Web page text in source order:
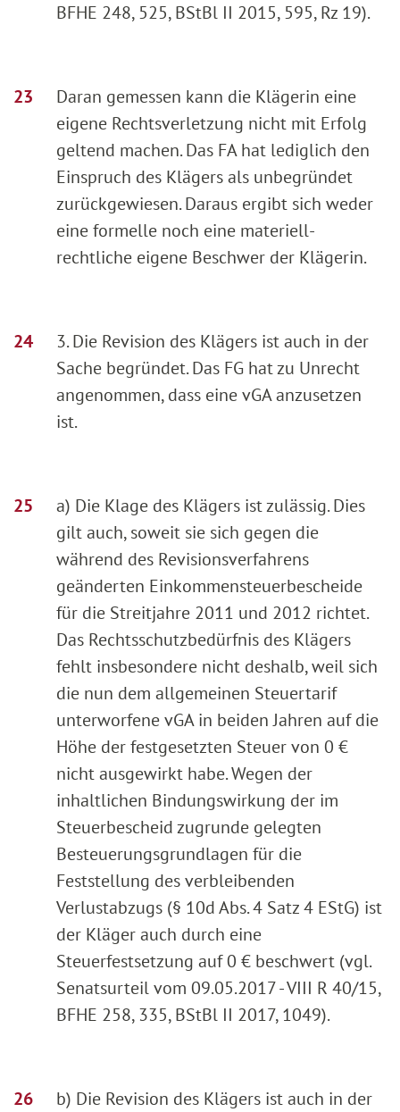
BFHE 248, 525, BStBl II 2015, 595, Rz 19).
Daran gemessen kann die Klägerin eine
eigene Rechtsverletzung nicht mit Erfolg
geltend machen. Das FA hat lediglich den
Einspruch des Klägers als unbegründet
zurückgewiesen. Daraus ergibt sich weder
eine formelle noch eine materiell-
rechtliche eigene Beschwer der Klägerin.
3. Die Revision des Klägers ist auch in der
Sache begründet. Das FG hat zu Unrecht
angenommen, dass eine vGA anzusetzen
ist.
a) Die Klage des Klägers ist zulässig. Dies
gilt auch, soweit sie sich gegen die
während des Revisionsverfahrens
geänderten Einkommensteuerbescheide
für die Streitjahre 2011 und 2012 richtet.
Das Rechtsschutzbedürfnis des Klägers
fehlt insbesondere nicht deshalb, weil sich
die nun dem allgemeinen Steuertarif
unterworfene vGA in beiden Jahren auf die
Höhe der festgesetzten Steuer von 0 €
nicht ausgewirkt habe. Wegen der
inhaltlichen Bindungswirkung der im
Steuerbescheid zugrunde gelegten
Besteuerungsgrundlagen für die
Feststellung des verbleibenden
Verlustabzugs (§ 10d Abs. 4 Satz 4 EStG) ist
der Kläger auch durch eine
Steuerfestsetzung auf 0 € beschwert (vgl.
Senatsurteil vom 09.05.2017 - VIII R 40/15,
BFHE 258, 335, BStBl II 2017, 1049).
b) Die Revision des Klägers ist auch in der